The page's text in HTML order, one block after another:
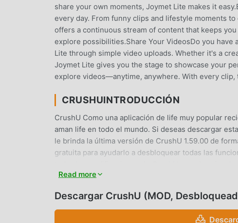
share your own moments, Joymet Lite makes it
every day. From funny clips and lifestyle moments
offers a continuous stream of content that keeps
explore possibilities.Share Your VideosDo you
Lite through simple video uploads. Whether it's a
Joymet Lite gives you the stage to showcase your
explore videos—anytime, anywhere. With every
CRUSHUINTRODUCCIÓN
CrushU Como una aplicación de life muy popular
aman life en todo el mundo. Si deseas descargar
le brinda la última versión de CrushU 1.59.00 de
gratuita para ayudarlo a desbloquear todas las
instalación gratuita. Simplemente descargue el
FUNCIONES CONVENIENTES
Read more
Descargar CrushU (MOD,